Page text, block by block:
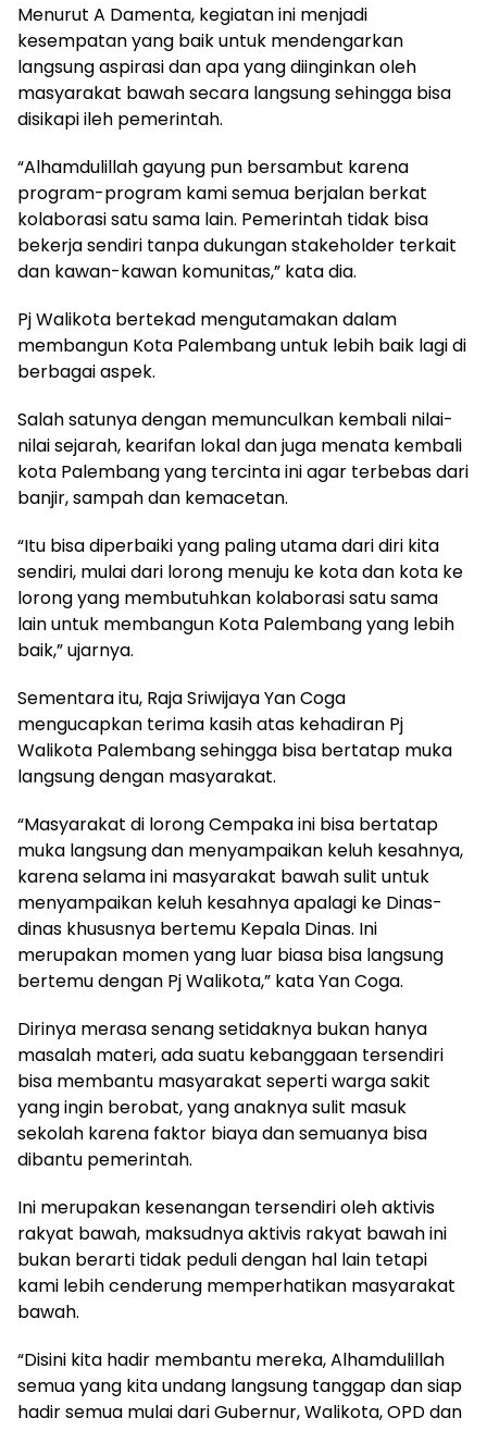
Menurut A Damenta, kegiatan ini menjadi
kesempatan yang baik untuk mendengarkan
langsung aspirasi dan apa yang diinginkan oleh
masyarakat bawah secara langsung sehingga bisa
disikapi ileh pemerintah.
“Alhamdulillah gayung pun bersambut karena
program-program kami semua berjalan berkat
kolaborasi satu sama lain. Pemerintah tidak bisa
bekerja sendiri tanpa dukungan stakeholder terkait
dan kawan-kawan komunitas,” kata dia.
Pj Walikota bertekad mengutamakan dalam
membangun Kota Palembang untuk lebih baik lagi di
berbagai aspek.
Salah satunya dengan memunculkan kembali nilai-
nilai sejarah, kearifan lokal dan juga menata kembali
kota Palembang yang tercinta ini agar terbebas dari
banjir, sampah dan kemacetan.
“Itu bisa diperbaiki yang paling utama dari diri kita
sendiri, mulai dari lorong menuju ke kota dan kota ke
lorong yang membutuhkan kolaborasi satu sama
lain untuk membangun Kota Palembang yang lebih
baik,” ujarnya.
Sementara itu, Raja Sriwijaya Yan Coga
mengucapkan terima kasih atas kehadiran Pj
Walikota Palembang sehingga bisa bertatap muka
langsung dengan masyarakat.
“Masyarakat di lorong Cempaka ini bisa bertatap
muka langsung dan menyampaikan keluh kesahnya,
karena selama ini masyarakat bawah sulit untuk
menyampaikan keluh kesahnya apalagi ke Dinas-
dinas khususnya bertemu Kepala Dinas. Ini
merupakan momen yang luar biasa bisa langsung
bertemu dengan Pj Walikota,” kata Yan Coga.
Dirinya merasa senang setidaknya bukan hanya
masalah materi, ada suatu kebanggaan tersendiri
bisa membantu masyarakat seperti warga sakit
yang ingin berobat, yang anaknya sulit masuk
sekolah karena faktor biaya dan semuanya bisa
dibantu pemerintah.
Ini merupakan kesenangan tersendiri oleh aktivis
rakyat bawah, maksudnya aktivis rakyat bawah ini
bukan berarti tidak peduli dengan hal lain tetapi
kami lebih cenderung memperhatikan masyarakat
bawah.
“Disini kita hadir membantu mereka, Alhamdulillah
semua yang kita undang langsung tanggap dan siap
hadir semua mulai dari Gubernur, Walikota, OPD dan